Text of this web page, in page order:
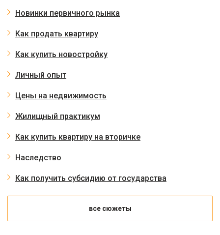
Новинки первичного рынка
Как продать квартиру
Как купить новостройку
Личный опыт
Цены на недвижимость
Жилищный практикум
Как купить квартиру на вторичке
Наследство
Как получить субсидию от государства
все сюжеты